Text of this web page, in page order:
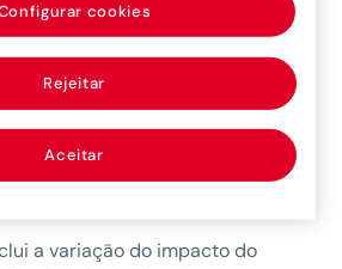
do Mercado.
Representa o valor máximo
paga em caso de
casos do Seguro Automóvel,
Habitação)
(Seguro de acidentes
a variação do impacto do
Rejeitar
Aceitar
cookies